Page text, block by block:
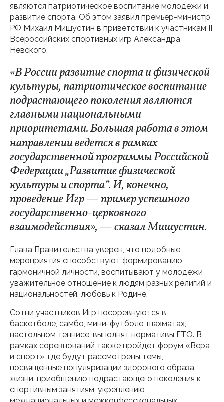
являются патриотическое воспитание молодежи и
развитие спорта. Об этом заявил премьер-министр
РФ Михаил Мишустин в приветствии к участникам II
Всероссийских спортивных игр Александра
Невского.
«В России развитие спорта и физической
культуры, патриотическое воспитание
подрастающего поколения являются
главными национальными
приоритетами. Большая работа в этом
направлении ведется в рамках
государственной программы Российской
Федерации „Развитие физической
культуры и спорта“. И, конечно,
проведение Игр — пример успешного
государственно-церковного
взаимодействия», — сказал Мишустин.
Глава Правительства уверен, что подобные
мероприятия способствуют формированию
гармоничной личности, воспитывают у молодежи
уважительное отношение к людям разных религий и
национальностей, любовь к Родине.
Сотни участников Игр посоревнуются в
баскетболе, самбо, мини-футболе, шахматах,
настольном теннисе, выполнят нормативы ГТО. В
рамках соревнований также пройдет форум «Вера
и спорт», где будут рассмотрены темы,
посвященные популяризации здорового образа
жизни, приобщению подрастающего поколения к
спортивным занятиям, укреплению